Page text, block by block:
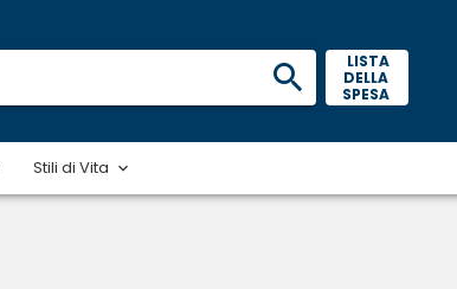
LISTA
DELLA
SPESA
Stili di Vita